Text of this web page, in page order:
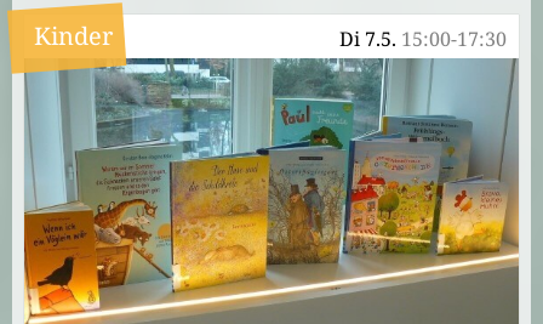
Di 7.5. 15:00-17:30
Kinder